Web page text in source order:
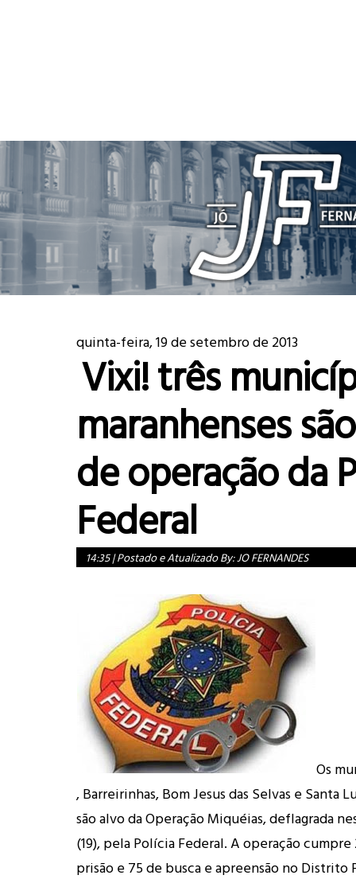
quinta-feira, 19 de setembro de 2013
Vixi! três
maranhenses
de operação da
Federal
14:35|Postado e Atualizado By:JO FERNANDES
Os
, Barreirinhas, Bom Jesus das Selvas e Santa
são alvo da Operação Miquéias, deflagrada
(19), pela Polícia Federal. A operação cumpre
prisão e 75 de busca e apreensão no Distrito